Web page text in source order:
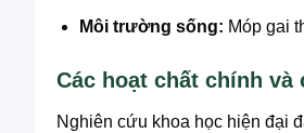
Môi trường sống: Móp gai
Các hoạt chất chính và
Nghiên cứu khoa học hiện đại